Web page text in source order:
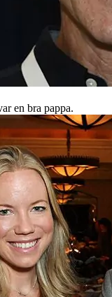
en bra pappa.